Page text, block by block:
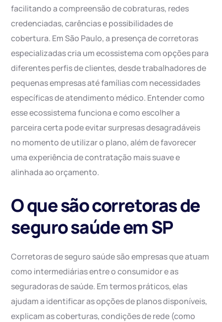
facilitando a compreensão de cobraturas, redes
credenciadas, carências e possibilidades de
cobertura. Em São Paulo, a presença de corretoras
especializadas cria um ecossistema com opções para
diferentes perfis de clientes, desde trabalhadores de
pequenas empresas até famílias com necessidades
específicas de atendimento médico. Entender como
esse ecossistema funciona e como escolher a
parceira certa pode evitar surpresas desagradáveis
no momento de utilizar o plano, além de favorecer
uma experiência de contratação mais suave e
alinhada ao orçamento.
O que são corretoras de
seguro saúde em SP
Corretoras de seguro saúde são empresas que atuam
como intermediárias entre o consumidor e as
seguradoras de saúde. Em termos práticos, elas
ajudam a identificar as opções de planos disponíveis,
explicam as coberturas, condições de rede (como